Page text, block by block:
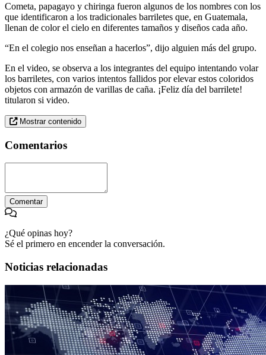
Cometa, papagayo y chiringa fueron algunos de los nombres con los
que identificaron a los tradicionales barriletes que, en Guatemala,
llenan de color el cielo en diferentes tamaños y diseños cada año.
“En el colegio nos enseñan a hacerlos”, dijo alguien más del grupo.
En el video, se observa a los integrantes del equipo intentando volar
los barriletes, con varios intentos fallidos por elevar estos coloridos
objetos con armazón de varillas de caña. ¡Feliz día del barrilete!
titularon si video.
Mostrar contenido
Comentarios
Comentar
¿Qué opinas hoy?
Sé el primero en encender la conversación.
Noticias relacionadas